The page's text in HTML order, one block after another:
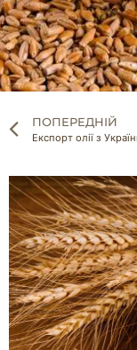
ПОПЕРЕДНІЙ